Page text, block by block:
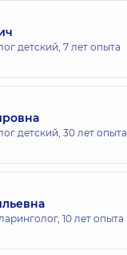
детский, 7 лет опыта
детский, 30 лет опыта
10 лет опыта